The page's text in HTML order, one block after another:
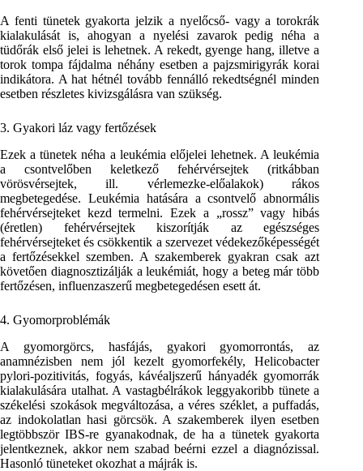
A fenti tünetek gyakorta jelzik a nyelőcső- vagy a torokrák
kialakulását is, ahogyan a nyelési zavarok pedig néha a
tüdőrák első jelei is lehetnek. A rekedt, gyenge hang, illetve a
torok tompa fájdalma néhány esetben a pajzsmirigyrák korai
indikátora. A hat hétnél tovább fennálló rekedtségnél minden
esetben részletes kivizsgálásra van szükség.
3. Gyakori láz vagy fertőzések
Ezek a tünetek néha a leukémia előjelei lehetnek. A leukémia
a csontvelőben keletkező fehérvérsejtek (ritkábban
vörösvérsejtek, ill. vérlemezke-előalakok) rákos
megbetegedése. Leukémia hatására a csontvelő abnormális
fehérvérsejteket kezd termelni. Ezek a „rossz” vagy hibás
(éretlen) fehérvérsejtek kiszorítják az egészséges
fehérvérsejteket és csökkentik a szervezet védekezőképességét
a fertőzésekkel szemben. A szakemberek gyakran csak azt
követően diagnosztizálják a leukémiát, hogy a beteg már több
fertőzésen, influenzaszerű megbetegedésen esett át.
4. Gyomorproblémák
A gyomorgörcs, hasfájás, gyakori gyomorrontás, az
anamnézisben nem jól kezelt gyomorfekély, Helicobacter
pylori-pozitivitás, fogyás, kávéaljszerű hányadék gyomorrák
kialakulására utalhat. A vastagbélrákok leggyakoribb tünete a
székelési szokások megváltozása, a véres széklet, a puffadás,
az indokolatlan hasi görcsök. A szakemberek ilyen esetben
legtöbbször IBS-re gyanakodnak, de ha a tünetek gyakorta
jelentkeznek, akkor nem szabad beérni ezzel a diagnózissal.
Hasonló tüneteket okozhat a májrák is.